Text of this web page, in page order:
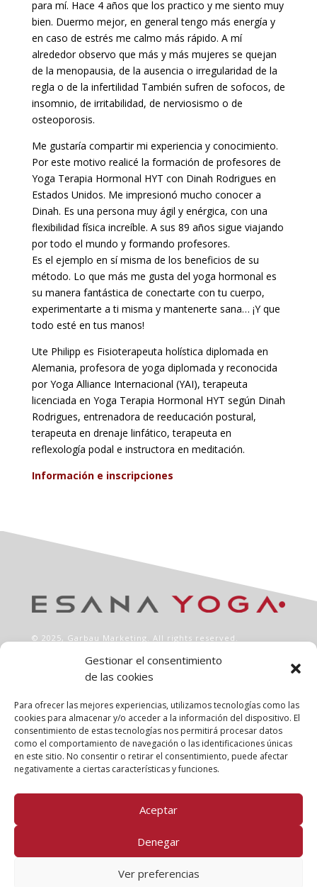
Gestionar el consentimiento
de las cookies
Para ofrecer las mejores experiencias, utilizamos tecnologías como las
cookies para almacenar y/o acceder a la información del dispositivo. El
consentimiento de estas tecnologías nos permitirá procesar datos
como el comportamiento de navegación o las identificaciones únicas
en este sitio. No consentir o retirar el consentimiento, puede afectar
negativamente a ciertas características y funciones.
Aceptar
Denegar
Ver preferencias
para mí. Hace 4 años que los practico y me siento muy
bien. Duermo mejor, en general tengo más energía y
en caso de estrés me calmo más rápido. A mí
alrededor observo que más y más mujeres se quejan
de la menopausia, de la ausencia o irregularidad de la
regla o de la infertilidad También sufren de sofocos, de
insomnio, de irritabilidad, de nerviosismo o de
osteoporosis.
Me gustaría compartir mi experiencia y conocimiento.
Por este motivo realicé la formación de profesores de
Yoga Terapia Hormonal HYT con Dinah Rodrigues en
Estados Unidos. Me impresionó mucho conocer a
Dinah. Es una persona muy ágil y enérgica, con una
flexibilidad física increíble. A sus 89 años sigue viajando
por todo el mundo y formando profesores.
Es el ejemplo en sí misma de los beneficios de su
método. Lo que más me gusta del yoga hormonal es
su manera fantástica de conectarte con tu cuerpo,
experimentarte a ti misma y mantenerte sana… ¡Y que
todo esté en tus manos!
Ute Philipp es Fisioterapeuta holística diplomada en
Alemania, profesora de yoga diplomada y reconocida
por Yoga Alliance Internacional (YAI), terapeuta
licenciada en Yoga Terapia Hormonal HYT según Dinah
Rodrigues, entrenadora de reeducación postural,
terapeuta en drenaje linfático, terapeuta en
reflexología podal e instructora en meditación.
Información e inscripciones
© 2025, Garbau Marketing. All rights reserved.
INFO
Aviso legal
Política de privacidad
Política de cookies
Clases
Talleres
FOLLOW US!